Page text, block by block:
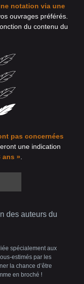
notation via une
ouvrages préférés.
du contenu du
pas concernées
une indication
ans »
des auteurs du
spécialement aux
estimés par les
la chance d’être
en broché !